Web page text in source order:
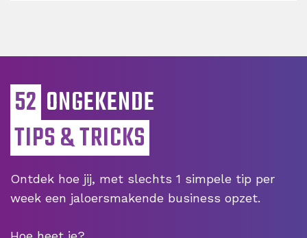
52 ONGEKENDE
TIPS & TRICKS
Ontdek hoe jij, met slechts 1 simpele tip per
week een jaloersmakende business opzet.